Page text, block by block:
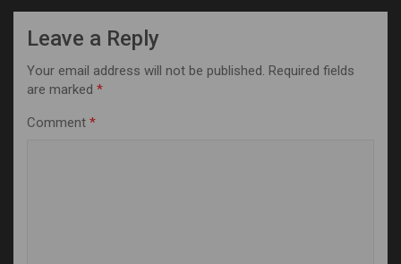
Leave a Reply
Your email address will not be published. Required fields
are marked *
Comment *